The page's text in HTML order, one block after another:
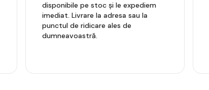
disponibile pe stoc și le expediem
imediat. Livrare la adresa sau la
punctul de ridicare ales de
dumneavoastră.